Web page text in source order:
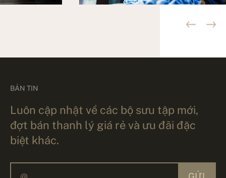
BẢN TIN
Luôn cập nhật về các bộ sưu tập mới,
đợt bán thanh lý giá rẻ và ưu đãi đặc
biệt khác.